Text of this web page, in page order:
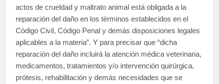
actos de crueldad y maltrato animal está obligada a la
reparación del daño en los términos establecidos en el
Código Civil, Código Penal y demás disposiciones legales
aplicables a la materia”. Y para precisar que “dicha
reparación del daño incluirá la atención médica veterinaria,
medicamentos, tratamientos y/o intervención quirúrgica,
prótesis, rehabilitación y demás necesidades que se